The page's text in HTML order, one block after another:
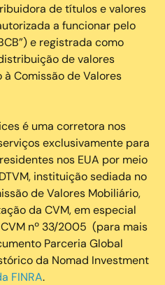
de títulos e valores
a funcionar pelo
e registrada como
de valores
Comissão de Valores
é uma corretora nos
exclusivamente para
nos EUA por meio
instituição sediada no
de Valores Mobiliário,
da CVM, em especial
nº 33/2005 (para mais
Parceria Global
da Nomad Investment
FINRA.